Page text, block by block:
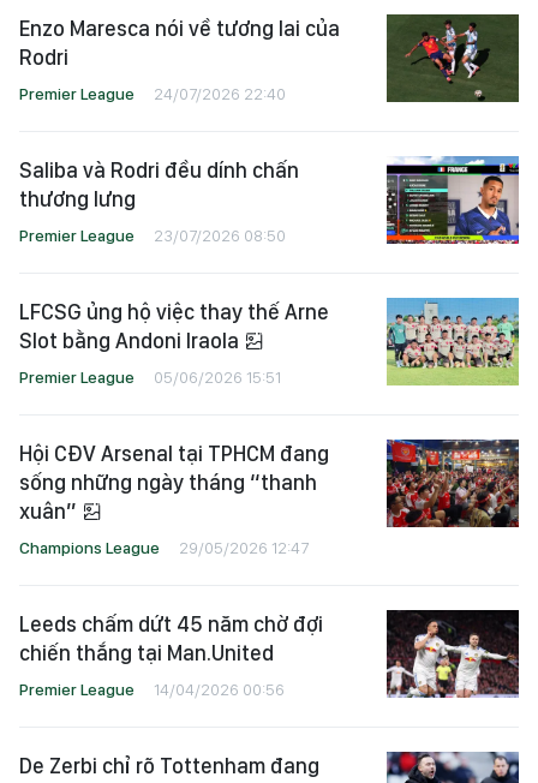
Enzo Maresca nói về tương lai của
Rodri
Premier League 24/07/2026 22:40
Saliba và Rodri đều dính chấn
thương lưng
Premier League 23/07/2026 08:50
LFCSG ủng hộ việc thay thế Arne
Slot bằng Andoni Iraola
Premier League 05/06/2026 15:51
Hội CĐV Arsenal tại TPHCM đang
sống những ngày tháng “thanh
xuân”
Champions League 29/05/2026 12:47
Leeds chấm dứt 45 năm chờ đợi
chiến thắng tại Man.United
Premier League 14/04/2026 00:56
De Zerbi chỉ rõ Tottenham đang